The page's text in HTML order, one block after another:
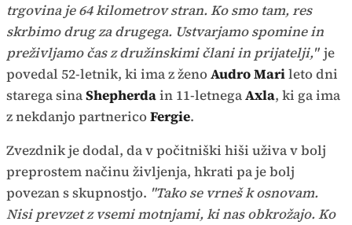
trgovina je 64 kilometrov stran. Ko smo tam, res
skrbimo drug za drugega. Ustvarjamo spomine in
preživljamo čas z družinskimi člani in prijatelji," je
povedal 52-letnik, ki ima z ženoAudro Marileto dni
starega sinaShepherdain 11-letnegaAxla, ki ga ima
z nekdanjo partnericoFergie.
Zvezdnik je dodal, da v počitniški hiši uživa v bolj
preprostem načinu življenja, hkrati pa je bolj
povezan s skupnostjo. "Tako se vrneš k osnovam.
Nisi prevzet z vsemi motnjami, ki nas obkrožajo. Ko